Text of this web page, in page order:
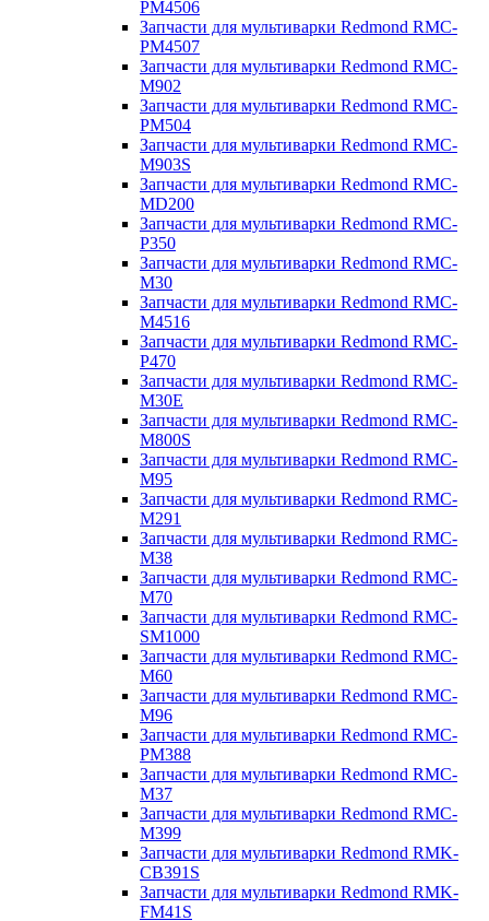
PM4506
Запчасти для мультиварки Redmond RMC-
PM4507
Запчасти для мультиварки Redmond RMC-
M902
Запчасти для мультиварки Redmond RMC-
PM504
Запчасти для мультиварки Redmond RMC-
M903S
Запчасти для мультиварки Redmond RMC-
MD200
Запчасти для мультиварки Redmond RMC-
P350
Запчасти для мультиварки Redmond RMC-
M30
Запчасти для мультиварки Redmond RMC-
M4516
Запчасти для мультиварки Redmond RMC-
P470
Запчасти для мультиварки Redmond RMC-
M30E
Запчасти для мультиварки Redmond RMC-
M800S
Запчасти для мультиварки Redmond RMC-
M95
Запчасти для мультиварки Redmond RMC-
M291
Запчасти для мультиварки Redmond RMC-
M38
Запчасти для мультиварки Redmond RMC-
M70
Запчасти для мультиварки Redmond RMC-
SM1000
Запчасти для мультиварки Redmond RMC-
M60
Запчасти для мультиварки Redmond RMC-
M96
Запчасти для мультиварки Redmond RMC-
PM388
Запчасти для мультиварки Redmond RMC-
M37
Запчасти для мультиварки Redmond RMC-
M399
Запчасти для мультиварки Redmond RMK-
CB391S
Запчасти для мультиварки Redmond RMK-
FM41S